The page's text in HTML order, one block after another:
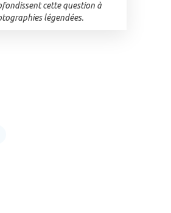
cette question à
légendées.